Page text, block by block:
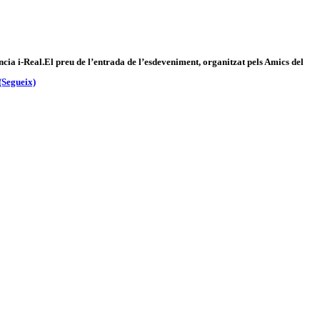
i-Real.El preu de l’entrada de l’esdeveniment, organitzat pels Amics del